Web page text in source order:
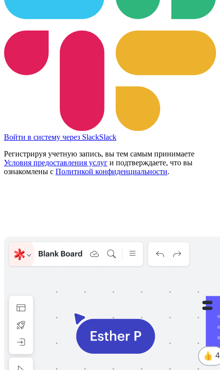
Войти в систему через SlackSlack
Регистрируя учетную запись, вы тем самым принимаете
Условия предоставления услуг и подтверждаете, что вы
ознакомлены с Политикой конфиденциальности.